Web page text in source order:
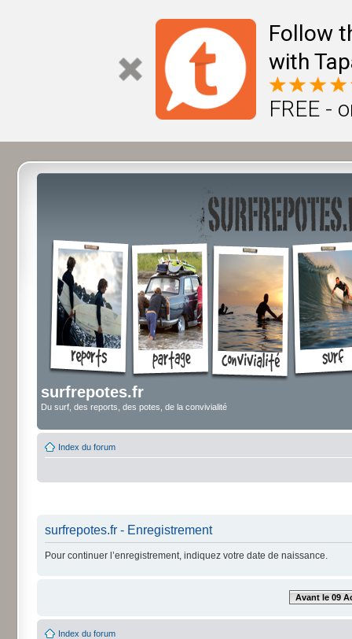
Follow
with
FREE -
surfrepotes.fr
Du surf, des reports, des potes, de la convivialité
Index du forum
surfrepotes.fr - Enregistrement
Pour continuer l’enregistrement, indiquez votre date de naissance.
Avant le 09
Index du forum